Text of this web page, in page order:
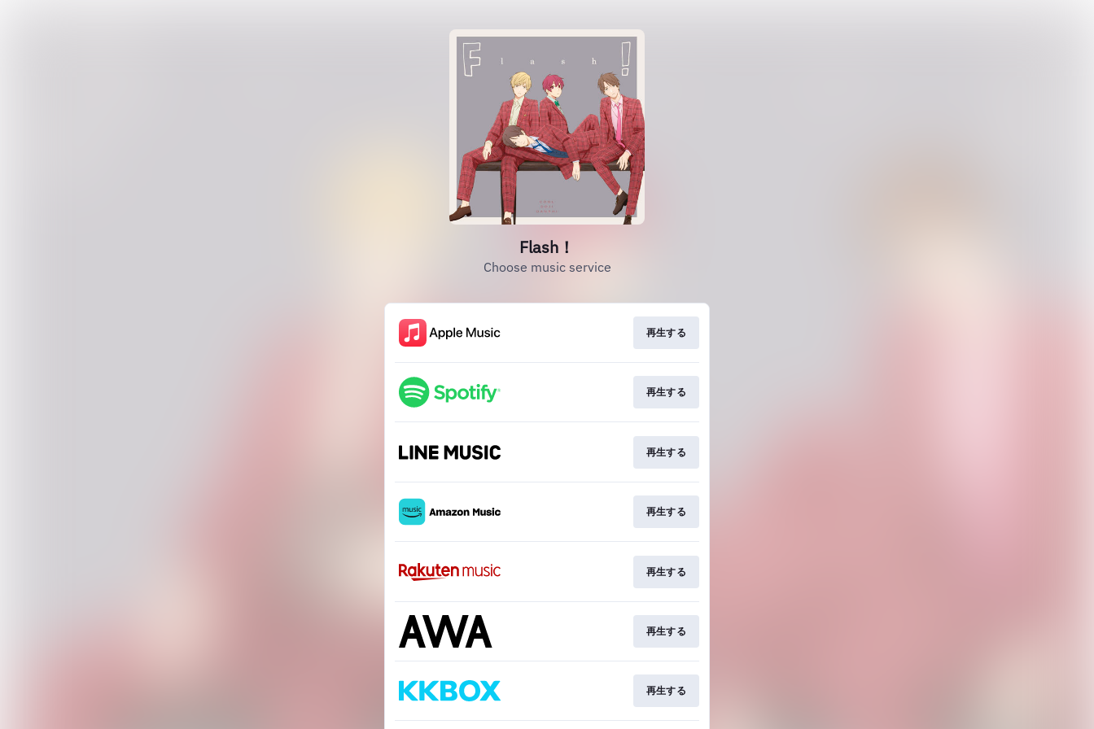
Flash！
Choose music service
再生する
再生する
再生する
再生する
再生する
再生する
再生する